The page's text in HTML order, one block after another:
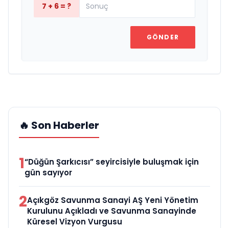
7 + 6 = ?
GÖNDER
🔥 Son Haberler
1“Düğün Şarkıcısı” seyircisiyle buluşmak için
gün sayıyor
2Açıkgöz Savunma Sanayi AŞ Yeni Yönetim
Kurulunu Açıkladı ve Savunma Sanayinde
Küresel Vizyon Vurgusu